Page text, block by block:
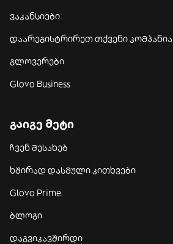
ვაკანსიები
დაარეგისტრირეთ თქვენი კომპანია
გლოვერები
Glovo Business
გაიგე მეტი
ჩვენ შესახებ
ხშირად დასმული კითხვები
Glovo Prime
ბლოგი
დაგვიკავშირდი